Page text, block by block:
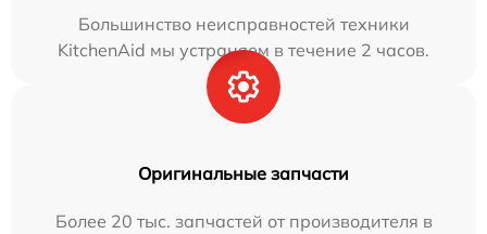
Большинство неисправностей техники
KitchenAid мы устраняем в течение 2 часов.
Оригинальные запчасти
Более 20 тыс. запчастей от производителя в